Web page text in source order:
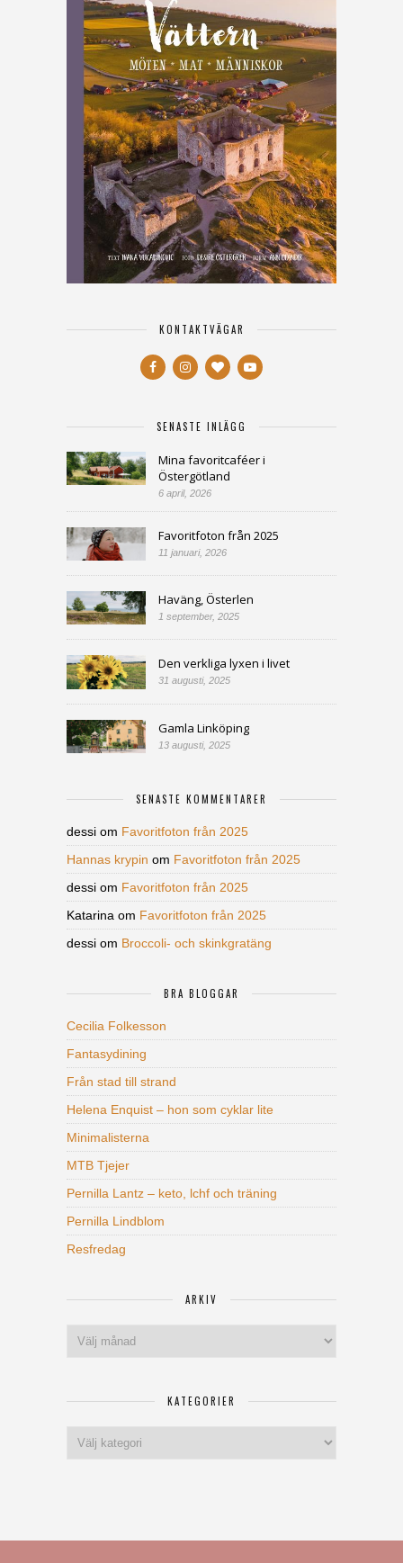
KONTAKTVÄGAR
SENASTE INLÄGG
Mina favoritcaféer i
Östergötland
6 april, 2026
Favoritfoton från 2025
11 januari, 2026
Haväng, Österlen
1 september, 2025
Den verkliga lyxen i livet
31 augusti, 2025
Gamla Linköping
13 augusti, 2025
SENASTE KOMMENTARER
dessi om Favoritfoton från 2025
Hannas krypin om Favoritfoton från 2025
dessi om Favoritfoton från 2025
Katarina om Favoritfoton från 2025
dessi om Broccoli- och skinkgratäng
BRA BLOGGAR
Cecilia Folkesson
Fantasydining
Från stad till strand
Helena Enquist – hon som cyklar lite
Minimalisterna
MTB Tjejer
Pernilla Lantz – keto, lchf och träning
Pernilla Lindblom
Resfredag
ARKIV
KATEGORIER